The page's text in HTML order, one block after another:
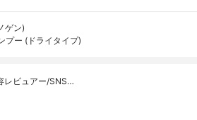
ゲン)
プー (ドライタイプ)
レビュアー/SNS…